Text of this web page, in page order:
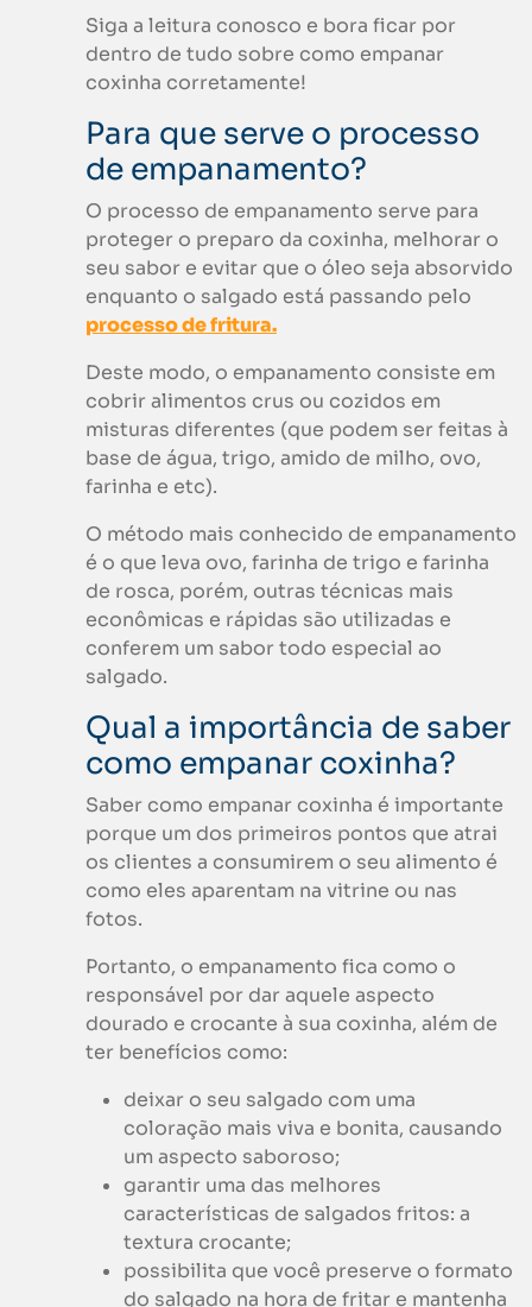
Siga a leitura conosco e bora ficar por
dentro de tudo sobre como empanar
coxinha corretamente!
Para que serve o processo
de empanamento?
O processo de empanamento serve para
proteger o preparo da coxinha, melhorar o
seu sabor e evitar que o óleo seja absorvido
enquanto o salgado está passando pelo
processo de fritura.
Deste modo, o empanamento consiste em
cobrir alimentos crus ou cozidos em
misturas diferentes (que podem ser feitas à
base de água, trigo, amido de milho, ovo,
farinha e etc).
O método mais conhecido de empanamento
é o que leva ovo, farinha de trigo e farinha
de rosca, porém, outras técnicas mais
econômicas e rápidas são utilizadas e
conferem um sabor todo especial ao
salgado.
Qual a importância de saber
como empanar coxinha?
Saber como empanar coxinha é importante
porque um dos primeiros pontos que atrai
os clientes a consumirem o seu alimento é
como eles aparentam na vitrine ou nas
fotos.
Portanto, o empanamento fica como o
responsável por dar aquele aspecto
dourado e crocante à sua coxinha, além de
ter benefícios como:
deixar o seu salgado com uma
coloração mais viva e bonita, causando
um aspecto saboroso;
garantir uma das melhores
características de salgados fritos: a
textura crocante;
possibilita que você preserve o formato
do salgado na hora de fritar e mantenha